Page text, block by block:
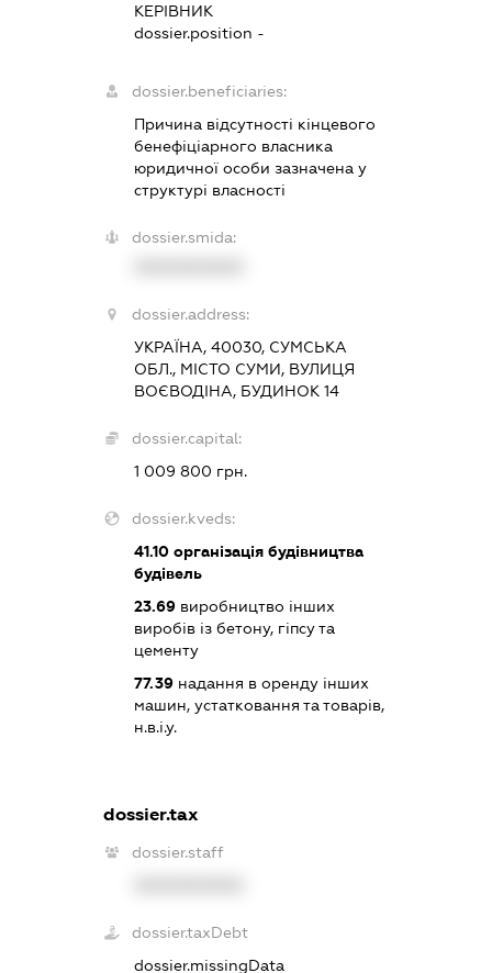
КЕРІВНИК
dossier.position -
dossier.beneficiaries:
Причина відсутності кінцевого
бенефіціарного власника
юридичної особи зазначена у
структурі власності
dossier.smida:
dossier.address:
УКРАЇНА, 40030, СУМСЬКА
ОБЛ., МІСТО СУМИ, ВУЛИЦЯ
ВОЄВОДІНА, БУДИНОК 14
dossier.capital:
1 009 800 грн.
dossier.kveds:
41.10організація будівництва
будівель
23.69виробництво інших
виробів із бетону, гіпсу та
цементу
77.39надання в оренду інших
машин, устатковання та товарів,
н.в.і.у.
dossier.tax
dossier.staff
dossier.taxDebt
dossier.missingData